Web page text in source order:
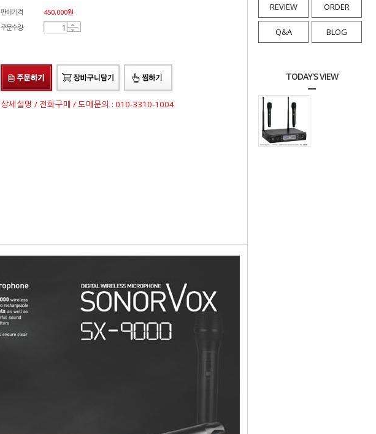
REVIEW ORDER
Q&A BLOG
TODAY'S VIEW
판매가격 450,000원
주문수량
상세설명 / 전화구매 / 도매문의 : 010-3310-1004